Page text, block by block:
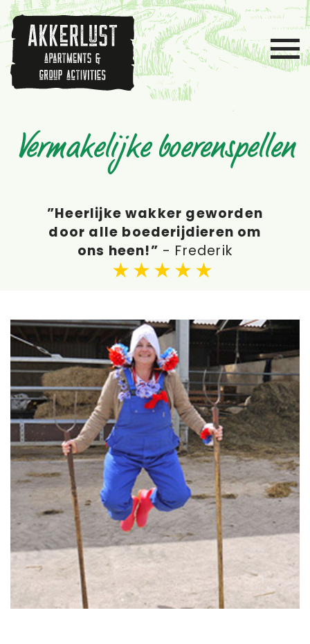
Vermakelijke boerenspellen
”Geweldig huis, lekkere
badkamer en gezellig
personeel” -Jaap
”Heerlijke wakker geworden
door alle boederijdieren om
ons heen!” - Frederik
”Fantastische BBQ gedaan
met de kinderen op
Akkerlust”-Carla